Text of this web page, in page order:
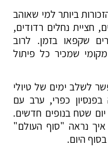
ביותר למי שאוהב
חציית נחלים רדודים,
שקפאו בזמן. לרוב
שמכיר כל פיתול
לשלב ימים של טיולי
כפרי, ערב עם
שטח בנופים חדשים.
נראה "סוף העולם"
היום.